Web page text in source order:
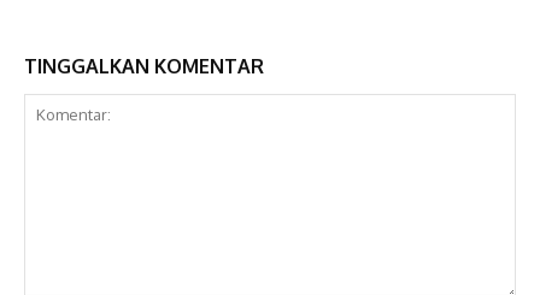
TINGGALKAN KOMENTAR